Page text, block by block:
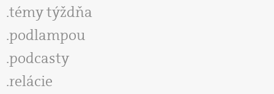
témy týždňa
podlampou
podcasty
relácie